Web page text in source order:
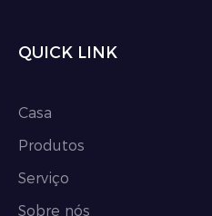
QUICK LINK
Casa
Produtos
Serviço
Sobre nós